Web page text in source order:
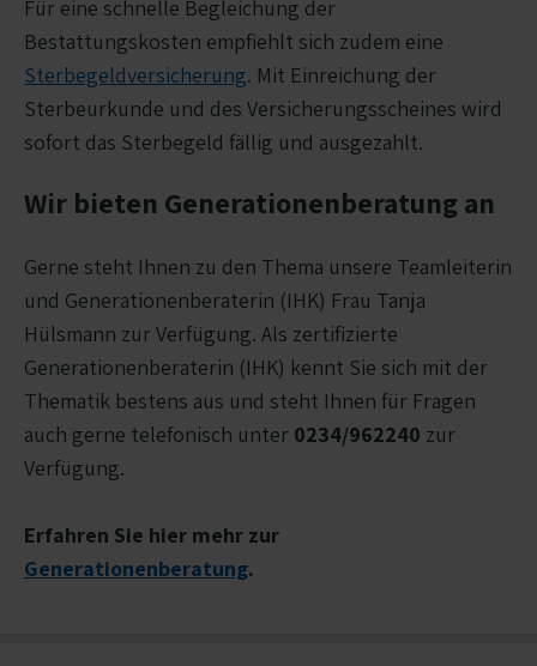
Für eine schnelle Begleichung der
Bestattungskosten empfiehlt sich zudem eine
Sterbegeldversicherung. Mit Einreichung der
Sterbeurkunde und des Versicherungsscheines wird
sofort das Sterbegeld fällig und ausgezahlt.
Wir bieten Generationenberatung an
Gerne steht Ihnen zu den Thema unsere Teamleiterin
und Generationenberaterin (IHK) Frau Tanja
Hülsmann zur Verfügung. Als zertifizierte
Generationenberaterin (IHK) kennt Sie sich mit der
Thematik bestens aus und steht Ihnen für Fragen
auch gerne telefonisch unter 0234/962240 zur
Verfügung.
Erfahren Sie hier mehr zur
Generationenberatung.